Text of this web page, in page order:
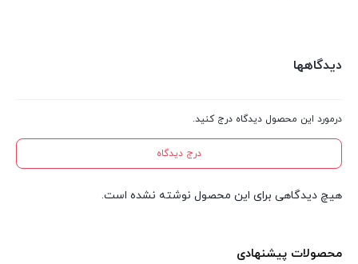
دیدگاهها
درمورد این محصول دیدگاه درج کنید.
درج دیدگاه
هیچ دیدگاهی برای این محصول نوشته نشده است.
محصولات پیشنهادی